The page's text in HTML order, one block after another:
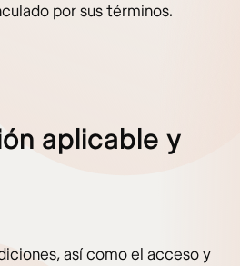
por sus términos.
aplicable y
así como el acceso y